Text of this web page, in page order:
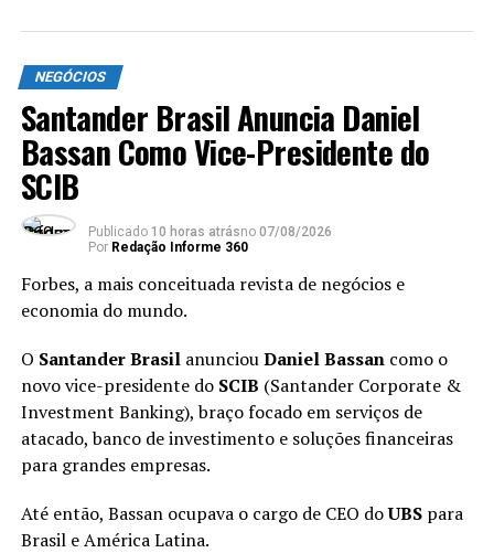
Na Volkswagen desde 1999, a executiva construiu
carreira nas áreas jurídica, corporativa e de relações
governamentais. Em 2015, assumiu a diretoria de
assuntos corporativos, jurídicos e públicos da
Volkswagen Argentina, liderando também imprensa,
relações públicas e comunicação interna. Desde 2023,
passou a gerir a área de recursos humanos.
Com 30 anos de carreira, iniciou sua trajetória como
advogada no Estudio Jurídico Limonta antes de
administração de empresas pelaPontificia Universidad
Católica Argentina.
O postVolkswagen Anuncia Nova VP de Recursos
Humanosapareceu primeiro em
Powered byWPeMatico
NEGÓCIOS
Santander Brasil Anuncia Daniel
Bassan Como Vice-Presidente do
SCIB
Publicado 10 horas atrásno 07/08/2026
Por Redação Informe 360
Forbes, a mais conceituada revista de negócios e
economia do mundo.
O Santander Brasil anunciouDaniel Bassancomo o
novo vice-presidente do SCIB (Santander Corporate &
Investment Banking), braço focado em serviços de
atacado, banco de investimento e soluções financeiras
para grandes empresas.
Até então, Bassan ocupava o cargo de CEO doUBS para
Brasil e América Latina.